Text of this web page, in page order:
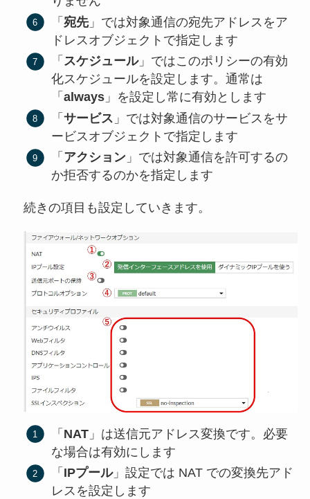
「宛先」では対象通信の宛先アドレスをア
ドレスオブジェクトで指定します
「 スケジュール」ではこのポリシーの有効
化スケジュールを設定します。通常は
「always 」を設定し常に有効とします
「サービス 」では対象通信のサービスをサ
ービスオブジェクトで指定します
「 アクション 」では対象通信を許可するの
か拒否するのかを指定します
続きの項目も設定していきます。
「 NAT 」は送信元アドレス変換です。必要
な場合は有効にします
「 IPプール」設定では NAT での変換先アド
レスを設定します